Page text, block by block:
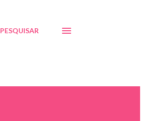
PESQUISAR